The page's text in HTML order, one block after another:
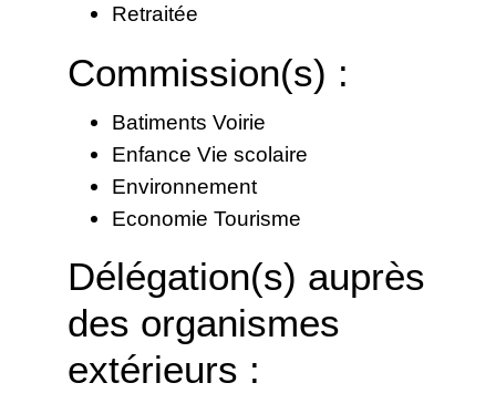
Retraitée
Commission(s) :
Batiments Voirie
Enfance Vie scolaire
Environnement
Economie Tourisme
Délégation(s) auprès
des organismes
extérieurs :